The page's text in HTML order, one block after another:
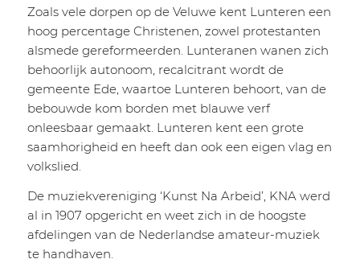
Zoals vele dorpen op de Veluwe kent Lunteren een
hoog percentage Christenen, zowel protestanten
alsmede gereformeerden. Lunteranen wanen zich
behoorlijk autonoom, recalcitrant wordt de
gemeente Ede, waartoe Lunteren behoort, van de
bebouwde kom borden met blauwe verf
onleesbaar gemaakt. Lunteren kent een grote
saamhorigheid en heeft dan ook een eigen vlag en
volkslied.
De muziekvereniging ‘Kunst Na Arbeid’, KNA werd
al in 1907 opgericht en weet zich in de hoogste
afdelingen van de Nederlandse amateur-muziek
te handhaven.